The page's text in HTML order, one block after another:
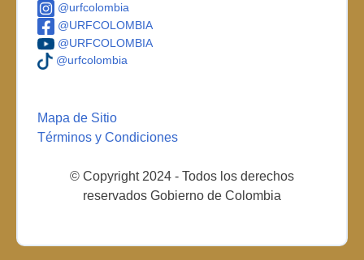
@urfcolombia
@URFCOLOMBIA
@URFCOLOMBIA
@urfcolombia
Mapa de Sitio
Términos y Condiciones
© Copyright 2024 - Todos los derechos
reservados Gobierno de Colombia